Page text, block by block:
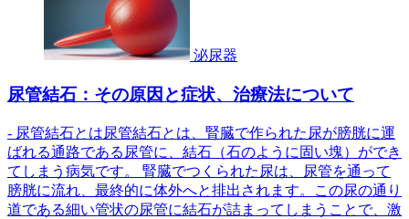
泌尿器
尿管結石：その原因と症状、治療法について
- 尿管結石とは尿管結石とは、腎臓で作られた尿が膀胱に運
ばれる通路である尿管に、結石（石のように固い塊）ができ
てしまう病気です。 腎臓でつくられた尿は、尿管を通って
膀胱に流れ、最終的に体外へと排出されます。この尿の通り
道である細い管状の尿管に結石が詰まってしまうことで、激